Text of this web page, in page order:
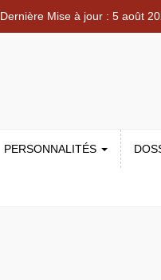
Dernière Mise à jour : 5 août
PERSONNALITÉS